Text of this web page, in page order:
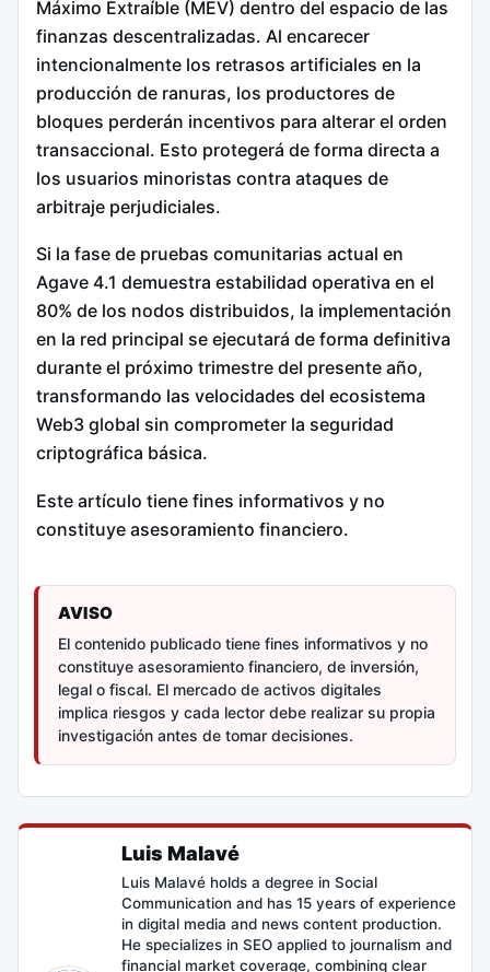
Máximo Extraíble (MEV) dentro del espacio de las
finanzas descentralizadas. Al encarecer
intencionalmente los retrasos artificiales en la
producción de ranuras, los productores de
bloques perderán incentivos para alterar el orden
transaccional. Esto protegerá de forma directa a
los usuarios minoristas contra ataques de
arbitraje perjudiciales.
Si la fase de pruebas comunitarias actual en
Agave 4.1 demuestra estabilidad operativa en el
80% de los nodos distribuidos, la implementación
en la red principal se ejecutará de forma definitiva
durante el próximo trimestre del presente año,
transformando las velocidades del ecosistema
Web3 global sin comprometer la seguridad
criptográfica básica.
Este artículo tiene fines informativos y no
constituye asesoramiento financiero.
AVISO
El contenido publicado tiene fines informativos y no
constituye asesoramiento financiero, de inversión,
legal o fiscal. El mercado de activos digitales
implica riesgos y cada lector debe realizar su propia
investigación antes de tomar decisiones.
Luis Malavé
Luis Malavé holds a degree in Social
Communication and has 15 years of experience
in digital media and news content production.
He specializes in SEO applied to journalism and
financial market coverage, combining clear